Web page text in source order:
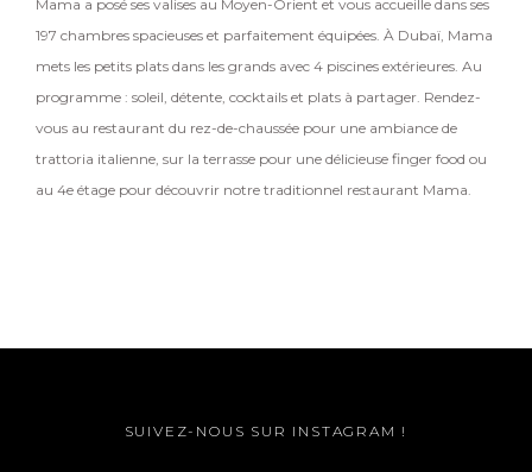
Mama a posé ses valises au Moyen-Orient et vous accueille dans ses
197 chambres spacieuses et parfaitement équipées. À Dubaï, Mama
mets les petits plats dans les grands avec 4 piscines extérieures. Au
programme : soleil, détente, cocktails et plats à partager. Rendez-
vous au restaurant du rez-de-chaussée pour une ambiance de
trattoria italienne, sur la terrasse pour une délicieuse finger food ou
au 4e étage pour découvrir notre traditionnel restaurant Mama.
SUIVEZ-NOUS SUR INSTAGRAM !